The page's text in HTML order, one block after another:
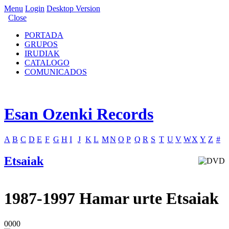
Menu Login Desktop Version
Close
PORTADA
GRUPOS
IRUDIAK
CATALOGO
COMUNICADOS
Esan Ozenki Records
A B C D E F G H I J K L MN O P Q R S T U V WX Y Z #
Etsaiak
1987-1997 Hamar urte Etsaiak
0000